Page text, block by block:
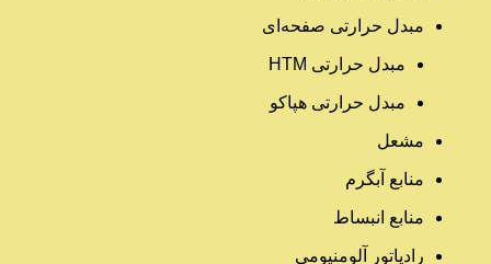
مبدل حرارتی صفحه‌ای
مبدل حرارتی HTM‎
مبدل حرارتی هپاکو
مشعل
منابع آبگرم
منابع انبساط
رادیاتور آلومنیومی